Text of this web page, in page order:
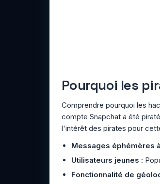
Pourquoi les
Comprendre pourquoi les
compte Snapchat a été
l'intérêt des pirates pour
Messages éphémères
Utilisateurs jeunes :
Fonctionnalité de